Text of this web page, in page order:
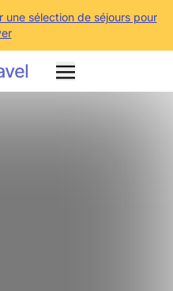
une sélection de séjours pour